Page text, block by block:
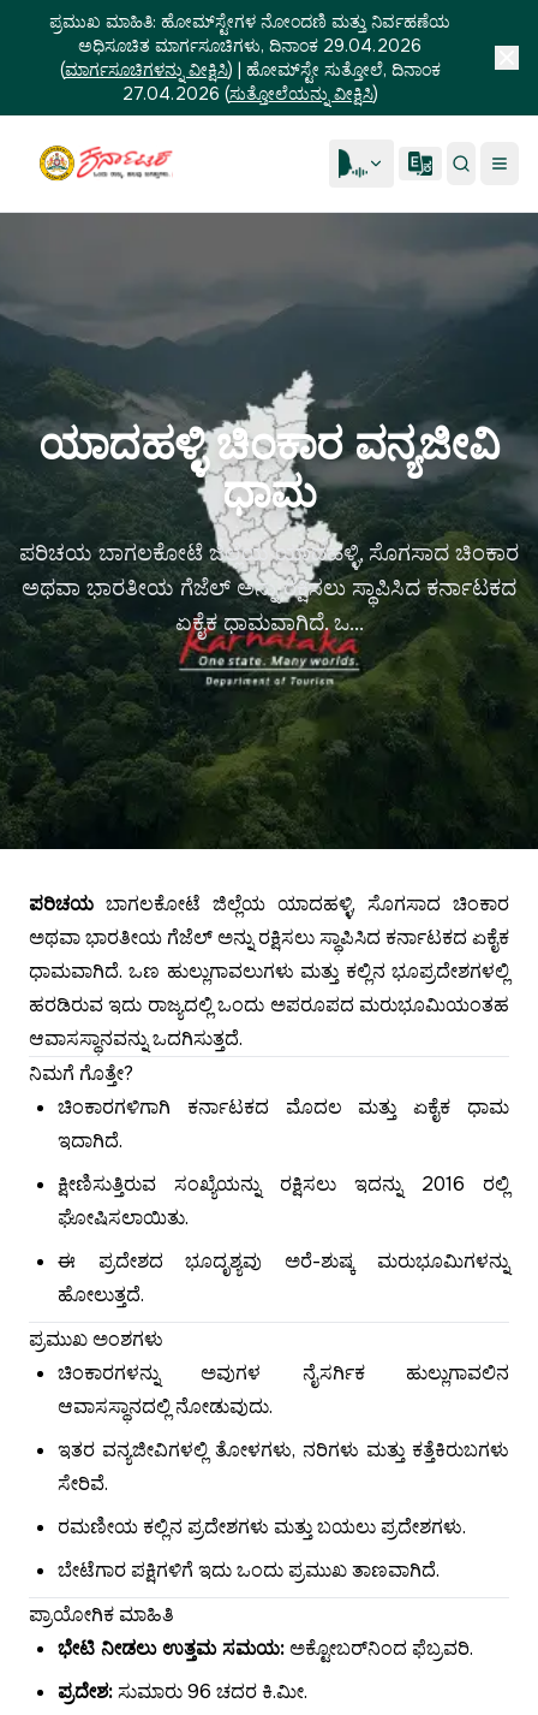
ಪ್ರಮುಖ ಮಾಹಿತಿ: ಹೋಮ್‌ಸ್ಟೇಗಳ ನೋಂದಣಿ ಮತ್ತು ನಿರ್ವಹಣೆಯ
ಅಧಿಸೂಚಿತ ಮಾರ್ಗಸೂಚಿಗಳು, ದಿನಾಂಕ 29.04.2026
(ಮಾರ್ಗಸೂಚಿಗಳನ್ನು ವೀಕ್ಷಿಸಿ) | ಹೋಮ್‌ಸ್ಟೇ ಸುತ್ತೋಲೆ, ದಿನಾಂಕ
27.04.2026 (ಸುತ್ತೋಲೆಯನ್ನು ವೀಕ್ಷಿಸಿ)
ಯಾದಹಳ್ಳಿ ಚಿಂಕಾರ ವನ್ಯಜೀವಿ
ಧಾಮ
ಪರಿಚಯ ಬಾಗಲಕೋಟೆ ಜಿಲ್ಲೆಯ ಯಾದಹಳ್ಳಿ, ಸೊಗಸಾದ ಚಿಂಕಾರ
ಅಥವಾ ಭಾರತೀಯ ಗೆಜೆಲ್ ಅನ್ನು ರಕ್ಷಿಸಲು ಸ್ಥಾಪಿಸಿದ ಕರ್ನಾಟಕದ
ಏಕೈಕ ಧಾಮವಾಗಿದೆ. ಒ...
ಪರಿಚಯ ಬಾಗಲಕೋಟೆ ಜಿಲ್ಲೆಯ ಯಾದಹಳ್ಳಿ, ಸೊಗಸಾದ ಚಿಂಕಾರ
ಅಥವಾ ಭಾರತೀಯ ಗೆಜೆಲ್ ಅನ್ನು ರಕ್ಷಿಸಲು ಸ್ಥಾಪಿಸಿದ ಕರ್ನಾಟಕದ ಏಕೈಕ
ಧಾಮವಾಗಿದೆ. ಒಣ ಹುಲ್ಲುಗಾವಲುಗಳು ಮತ್ತು ಕಲ್ಲಿನ ಭೂಪ್ರದೇಶಗಳಲ್ಲಿ
ಹರಡಿರುವ ಇದು ರಾಜ್ಯದಲ್ಲಿ ಒಂದು ಅಪರೂಪದ ಮರುಭೂಮಿಯಂತಹ
ಆವಾಸಸ್ಥಾನವನ್ನು ಒದಗಿಸುತ್ತದೆ.
ನಿಮಗೆ ಗೊತ್ತೇ?
ಚಿಂಕಾರಗಳಿಗಾಗಿ ಕರ್ನಾಟಕದ ಮೊದಲ ಮತ್ತು ಏಕೈಕ ಧಾಮ
ಇದಾಗಿದೆ.
ಕ್ಷೀಣಿಸುತ್ತಿರುವ ಸಂಖ್ಯೆಯನ್ನು ರಕ್ಷಿಸಲು ಇದನ್ನು 2016 ರಲ್ಲಿ
ಘೋಷಿಸಲಾಯಿತು.
ಈ ಪ್ರದೇಶದ ಭೂದೃಶ್ಯವು ಅರೆ-ಶುಷ್ಕ ಮರುಭೂಮಿಗಳನ್ನು
ಹೋಲುತ್ತದೆ.
ಪ್ರಮುಖ ಅಂಶಗಳು
ಚಿಂಕಾರಗಳನ್ನು ಅವುಗಳ ನೈಸರ್ಗಿಕ ಹುಲ್ಲುಗಾವಲಿನ
ಆವಾಸಸ್ಥಾನದಲ್ಲಿ ನೋಡುವುದು.
ಇತರ ವನ್ಯಜೀವಿಗಳಲ್ಲಿ ತೋಳಗಳು, ನರಿಗಳು ಮತ್ತು ಕತ್ತೆಕಿರುಬಗಳು
ಸೇರಿವೆ.
ರಮಣೀಯ ಕಲ್ಲಿನ ಪ್ರದೇಶಗಳು ಮತ್ತು ಬಯಲು ಪ್ರದೇಶಗಳು.
ಬೇಟೆಗಾರ ಪಕ್ಷಿಗಳಿಗೆ ಇದು ಒಂದು ಪ್ರಮುಖ ತಾಣವಾಗಿದೆ.
ಪ್ರಾಯೋಗಿಕ ಮಾಹಿತಿ
ಭೇಟಿ ನೀಡಲು ಉತ್ತಮ ಸಮಯ:ಅಕ್ಟೋಬರ್‌ನಿಂದ ಫೆಬ್ರವರಿ.
ಪ್ರದೇಶ:ಸುಮಾರು 96 ಚದರ ಕಿ.ಮೀ.